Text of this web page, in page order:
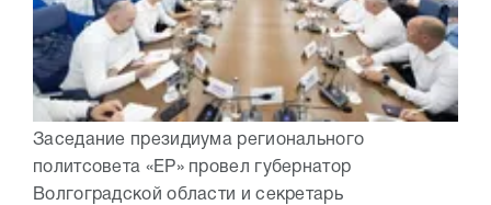
Заседание президиума регионального
политсовета «ЕР» провел губернатор
Волгоградской области и секретарь